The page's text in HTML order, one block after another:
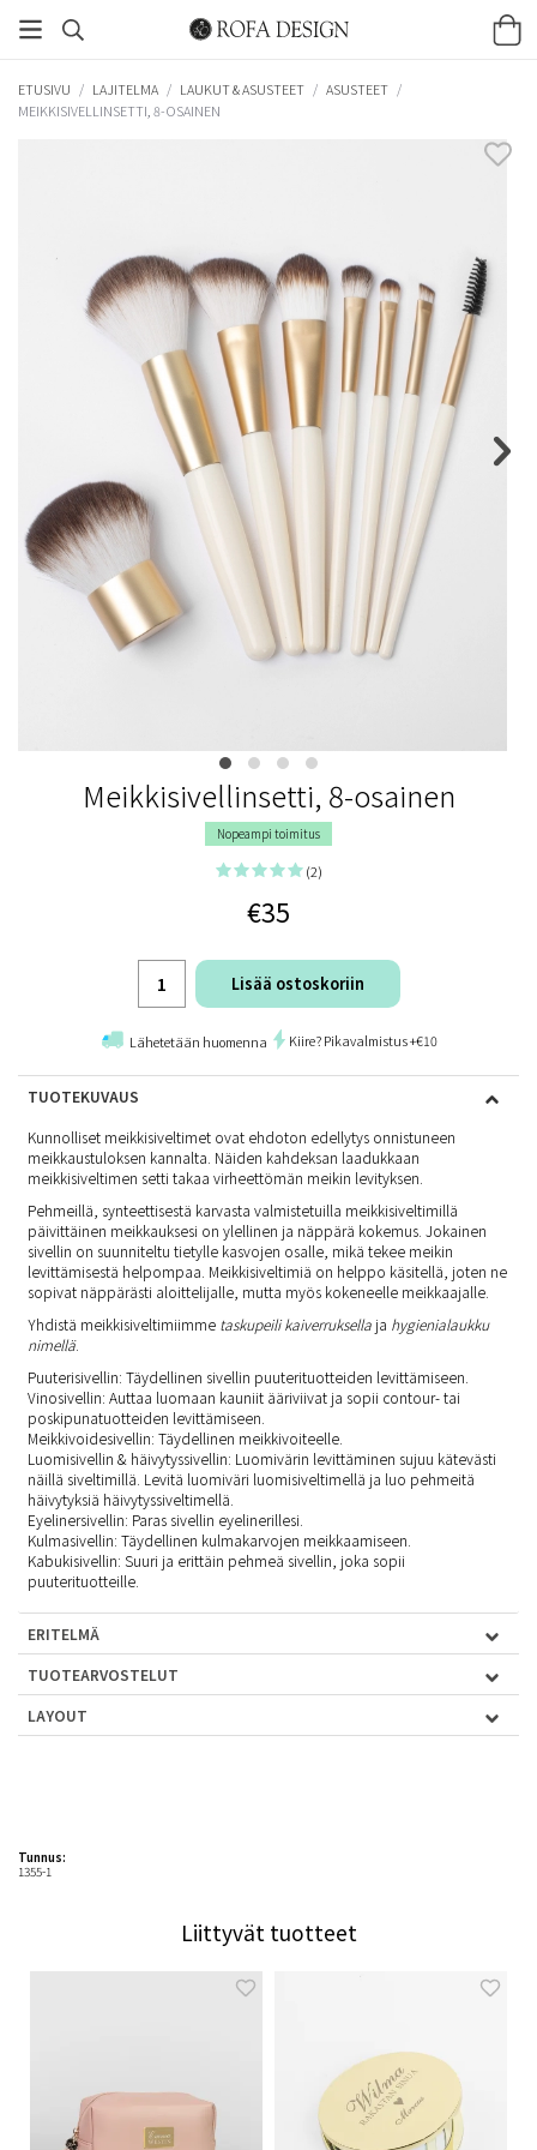
ETUSIVU / LAJITELMA / LAUKUT & ASUSTEET / ASUSTEET /
MEIKKISIVELLINSETTI, 8-OSAINEN
Meikkisivellinsetti, 8-osainen
Nopeampi toimitus
(2)
€35
Lisää ostoskoriin
Lähetetään huomenna Kiire? Pikavalmistus +€10
TUOTEKUVAUS
Kunnolliset meikkisiveltimet ovat ehdoton edellytys onnistuneen
meikkaustuloksen kannalta. Näiden kahdeksan laadukkaan
meikkisiveltimen setti takaa virheettömän meikin levityksen.
Pehmeillä, synteettisestä karvasta valmistetuilla meikkisiveltimillä
päivittäinen meikkauksesi on ylellinen ja näppärä kokemus. Jokainen
sivellin on suunniteltu tietylle kasvojen osalle, mikä tekee meikin
levittämisestä helpompaa. Meikkisiveltimiä on helppo käsitellä, joten ne
sopivat näppärästi aloittelijalle, mutta myös kokeneelle meikkaajalle.
Yhdistä meikkisiveltimiimme taskupeili kaiverruksella ja hygienialaukku
nimellä.
Puuterisivellin: Täydellinen sivellin puuterituotteiden levittämiseen.
Vinosivellin: Auttaa luomaan kauniit ääriviivat ja sopii contour- tai
poskipunatuotteiden levittämiseen.
Meikkivoidesivellin: Täydellinen meikkivoiteelle.
Luomisivellin & häivytyssivellin: Luomivärin levittäminen sujuu kätevästi
näillä siveltimillä. Levitä luomiväri luomisiveltimellä ja luo pehmeitä
häivytyksiä häivytyssiveltimellä.
Eyelinersivellin: Paras sivellin eyelinerillesi.
Kulmasivellin: Täydellinen kulmakarvojen meikkaamiseen.
Kabukisivellin: Suuri ja erittäin pehmeä sivellin, joka sopii
puuterituotteille.
ERITELMÄ
TUOTEARVOSTELUT
LAYOUT
Tunnus:
1355-1
Liittyvät tuotteet